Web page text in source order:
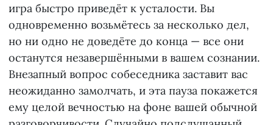
игра быстро приведёт к усталости. Вы
одновременно возьмётесь за несколько дел,
но ни одно не доведёте до конца — все они
останутся незавершёнными в вашем сознании.
Внезапный вопрос собеседника заставит вас
неожиданно замолчать, и эта пауза покажется
ему целой вечностью на фоне вашей обычной